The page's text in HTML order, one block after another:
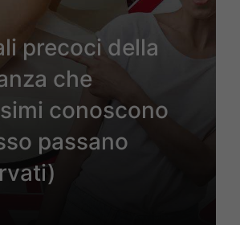
precoci della
che
conoscono
passano